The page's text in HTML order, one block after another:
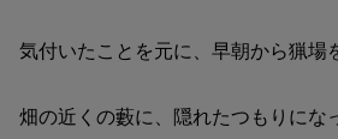
気付いたことを元に、早朝から猟場
畑の近くの藪に、隠れたつもりにな